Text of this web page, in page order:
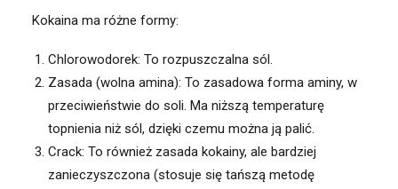
Kokaina ma różne formy:
Chlorowodorek: To rozpuszczalna sól.
Zasada (wolna amina): To zasadowa forma aminy, w
przeciwieństwie do soli. Ma niższą temperaturę
topnienia niż sól, dzięki czemu można ją palić.
Crack: To również zasada kokainy, ale bardziej
zanieczyszczona (stosuje się tańszą metodę